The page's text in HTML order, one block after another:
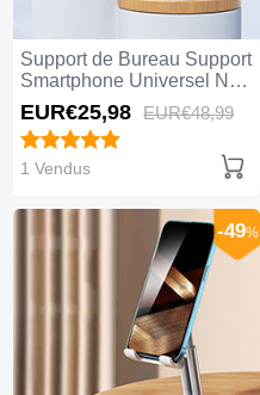
Support de Bureau Support
Smartphone Universel N10
Noir
EUR€25,98 EUR€48,99
1 Vendus
-49%